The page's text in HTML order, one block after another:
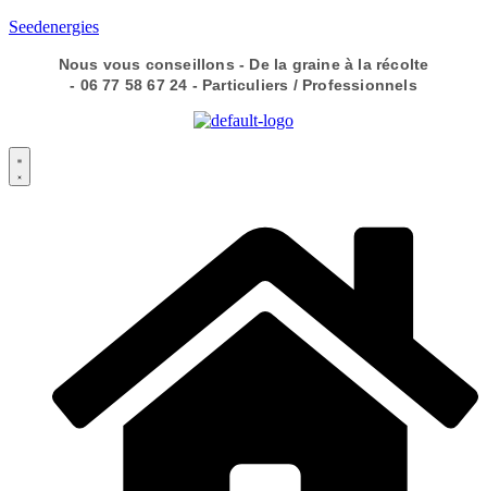
Seedenergies
Nous vous conseillons - De la graine à la récolte
- 06 77 58 67 24 - Particuliers / Professionnels